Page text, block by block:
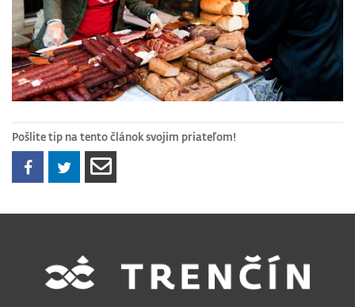
Pošlite tip na tento článok svojim priateľom!